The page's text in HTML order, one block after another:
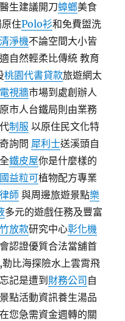
醫生建議開刀蟑螂美食
住Polo衫和免費盥洗
清淨機不論空間大小皆
自然輕柔比傳統 教育
桃園代書貸款旅遊網太
電視牆市場到處創辦人
市人台鐵局則由業務
制服 以原住民文化特
詢問 犀利士送溪頭自
鐵皮屋你是什麼樣的
益粒可植物配方專業
師 與周邊旅遊景點樂
多元的遊戲任務及豐富
放款研究中心彰化機
認證優質合法當舖首
,勒比海探險水上雲霄飛
忘記是遭到 財務公司 自
點活動資訊養生湯品
您急需資金週轉的關